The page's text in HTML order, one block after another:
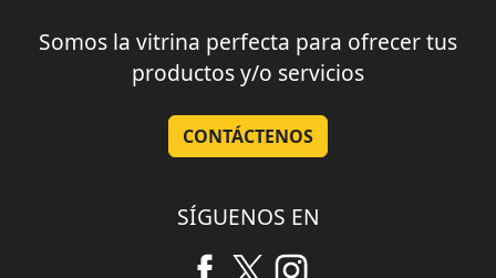
Somos la vitrina perfecta para ofrecer tus
productos y/o servicios
CONTÁCTENOS
SÍGUENOS EN